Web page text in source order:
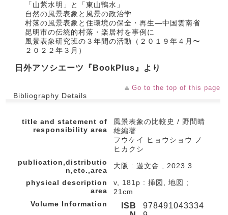
「山紫水明」と「東山鴨水」
自然の風景表象と風景の政治学
村落の風景表象と住環境の保全・再生―中国雲南省
昆明市の伝統的村落・楽居村を事例に
風景表象研究班の３年間の活動（２０１９年４月〜
２０２２年３月）
日外アソシエーツ『BookPlus』より
Go to the top of this page
Bibliography Details
title and statement of
responsibility area
風景表象の比較史 / 野間晴
雄編著
フウケイ ヒョウショウ ノ
ヒカクシ
publication,distributio
n,etc.,area
大阪 : 遊文舎 , 2023.3
physical description
area
v, 181p : 挿図, 地図 ;
21cm
Volume Information
ISB
978491043334